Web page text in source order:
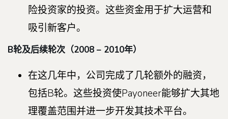
险投资家的投资。这些资金用于扩大运营和
吸引新客户。
B轮及后续轮次（2008 – 2010年）
在这几年中，公司完成了几轮额外的融资，
包括B轮。这些投资使Payoneer能够扩大其地
理覆盖范围并进一步开发其技术平台。